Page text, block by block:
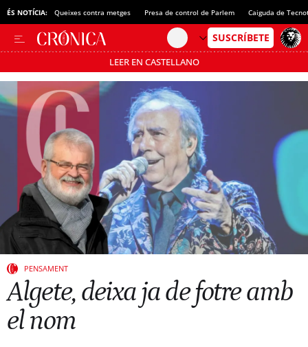
ÉS NOTÍCIA: Queixes contra metges Presa de control de Parlem Caiguda de
LEER EN CASTELLANO
Passa’t al mode estalvi
PENSAMENT
Algete, deixa ja de fotre amb
el nom